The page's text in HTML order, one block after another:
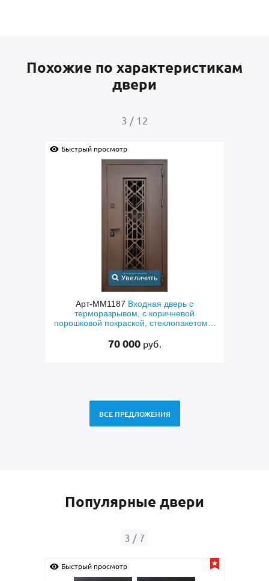
Похожие по характеристикам
двери
3 / 12
Быстрый просмотр
Увеличить
Арт-ММ1187 Входная дверь с
терморазрывом, с коричневой
порошковой покраской, стеклопакетом и
70 000 руб.
ВСЕ ПРЕДЛОЖЕНИЯ
Популярные двери
3 / 7
Быстрый просмотр